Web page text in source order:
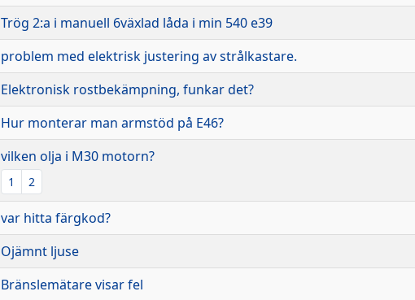
Trög 2:a i manuell 6växlad låda i min 540 e39
problem med elektrisk justering av strålkastare.
Elektronisk rostbekämpning, funkar det?
Hur monterar man armstöd på E46?
vilken olja i M30 motorn?
1 2
var hitta färgkod?
Ojämnt ljuse
Bränslemätare visar fel